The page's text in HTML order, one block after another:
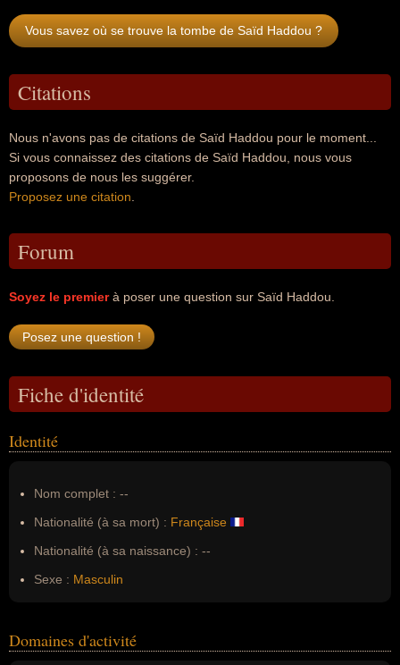
Vous savez où se trouve la tombe de Saïd Haddou ?
Citations
Nous n'avons pas de citations de Saïd Haddou pour le moment...
Si vous connaissez des citations de Saïd Haddou, nous vous
proposons de nous les suggérer.
Proposez une citation
Forum
Soyez le premierà poser une question sur Saïd Haddou.
Fiche d'identité
Identité
Nom complet : --
Nationalité (à sa mort) : Française
Nationalité (à sa naissance) : --
Sexe : Masculin
Domaines d'activité